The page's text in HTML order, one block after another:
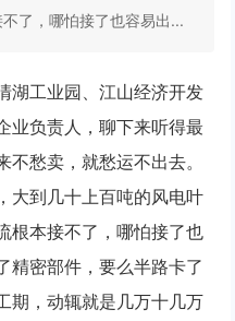
了，哪怕接了也容易出...
湖工业园、江山经济开发
业负责人，聊下来听得最
愁卖，就愁运不出去。
大到几十上百吨的风电叶
根本接不了，哪怕接了也
密部件，要么半路卡了
期，动辄就是几万十几万